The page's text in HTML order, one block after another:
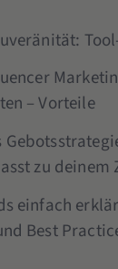
– Vorteile
zu deinem
einfach
Best